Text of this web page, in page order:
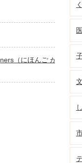
（にほんご が